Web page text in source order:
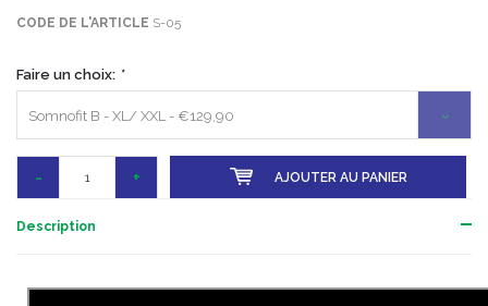
CODE DE L'ARTICLE S-05
Faire un choix: *
Somnofit B - XL/ XXL - €129,90
- + AJOUTER AU PANIER
Description